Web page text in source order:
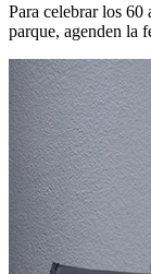
Para celebrar los 60
parque, agenden la